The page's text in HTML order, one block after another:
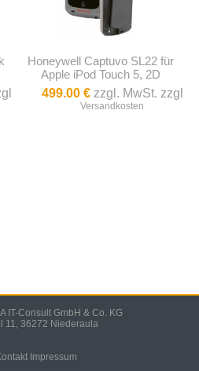
Honeywell Captuvo SL22 für
Apple iPod Touch 5, 2D
499.00 €zzgl. MwSt. zzgl
Versandkosten
IT-Consult GmbH & Co. KG
11, 36272 Niederaula
Impressum